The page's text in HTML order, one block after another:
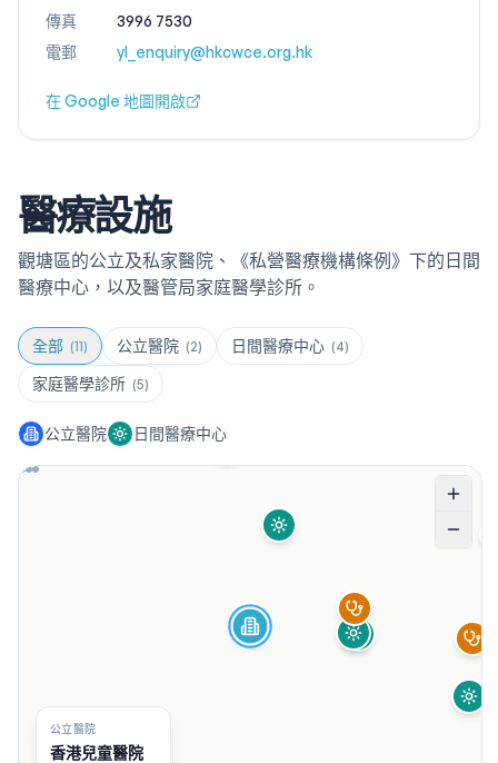
傳真
3996 7530
電郵
yl_enquiry@hkcwce.org.hk
在 Google 地圖開啟
醫療設施
觀塘區的公立及私家醫院、《私營醫療機構條例》下的日間
醫療中心，以及醫管局家庭醫學診所。
全部 (11) 公立醫院 (2) 日間醫療中心 (4)
家庭醫學診所 (5)
公立醫院 日間醫療中心
公立醫院
香港兒童醫院